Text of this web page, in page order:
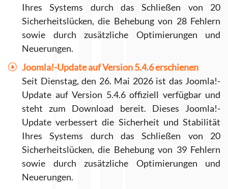
Ihres Systems durch das Schließen von 20
Sicherheitslücken, die Behebung von 28 Fehlern
sowie durch zusätzliche Optimierungen und
Neuerungen.
Joomla!-Update auf Version 5.4.6 erschienen
Seit Dienstag, den 26. Mai 2026 ist das Joomla!-
Update auf Version 5.4.6 offiziell verfügbar und
steht zum Download bereit. Dieses Joomla!-
Update verbessert die Sicherheit und Stabilität
Ihres Systems durch das Schließen von 20
Sicherheitslücken, die Behebung von 39 Fehlern
sowie durch zusätzliche Optimierungen und
Neuerungen.